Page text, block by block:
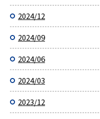
2024/12
2024/09
2024/06
2024/03
2023/12